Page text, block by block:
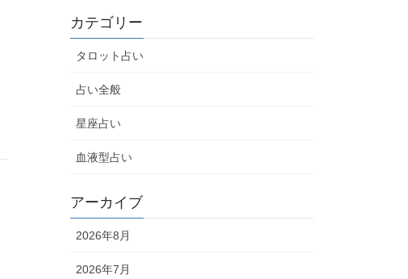
カテゴリー
タロット占い
占い全般
星座占い
血液型占い
アーカイブ
2026年8月
2026年7月